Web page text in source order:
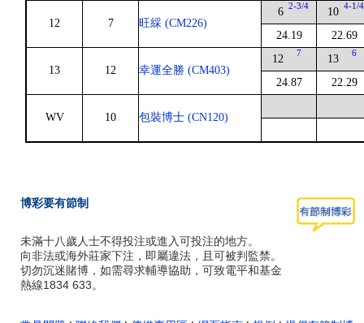
12 7 旺綵 (CM226)
6 2-3/4
24.19
10 4-1/4
22.69
13 12 幸運全勝 (CM403)
12 7
24.87
13 6
22.29
WV 10 包裝博士 (CN120)
博彩要有節制
未滿十八歲人士不得投注或進入可投注的地方。
向非法或海外莊家下注，即屬違法，且可被判監禁。
切勿沉迷賭博，如需尋求輔導協助，可致電平和基金
熱線1834 633。